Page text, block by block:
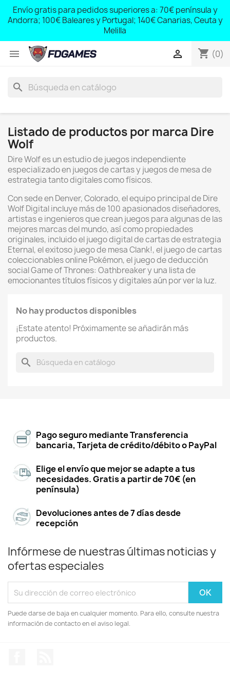
Envío gratis para pedidos superiores a: 70€ península y
Andorra; 100€ Baleares y Portugal; 140€ Canarias, Ceuta y
Melilla
 shopping_cart (0)

search
Listado de productos por marca Dire
Wolf
Dire Wolf es un estudio de juegos independiente
especializado en juegos de cartas y juegos de mesa de
estrategia tanto digitales como físicos.
Con sede en Denver, Colorado, el equipo principal de Dire
Wolf Digital incluye más de 100 apasionados diseñadores,
artistas e ingenieros que crean juegos para algunas de las
mejores marcas del mundo, así como propiedades
originales, incluido el juego digital de cartas de estrategia
Eternal, el exitoso juego de mesa Clank!, el juego de cartas
coleccionables online Pokémon, el juego de deducción
social Game of Thrones: Oathbreaker y una lista de
emocionantes títulos físicos y digitales aún por ver la luz.
No hay productos disponibles
¡Estate atento! Próximamente se añadirán más
productos.
search
Pago seguro mediante Transferencia
bancaria, Tarjeta de crédito/débito o PayPal
Elige el envío que mejor se adapte a tus
necesidades. Gratis a partir de 70€ (en
península)
Devoluciones antes de 7 días desde
recepción
Infórmese de nuestras últimas noticias y
ofertas especiales
Puede darse de baja en cualquier momento. Para ello, consulte nuestra
información de contacto en el aviso legal.